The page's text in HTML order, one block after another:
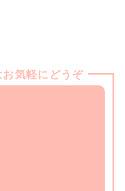
気軽にどうぞ